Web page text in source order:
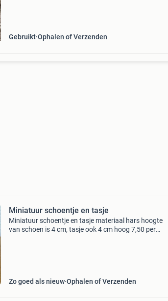
Gebruikt Ophalen of Verzenden
Miniatuur schoentje en tasje
Miniatuur schoentje en tasje materiaal hars hoogte
van schoen is 4 cm, tasje ook 4 cm hoog 7,50 per
Zo goed als nieuw Ophalen of Verzenden